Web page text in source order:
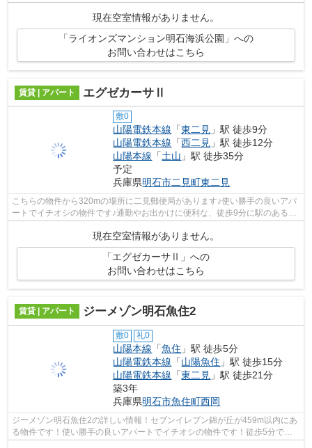
場あり♪機械式駐車場がある物件です♪...
現在空室情報がありません。
「ライオンズマンション明石海浜公園」への
お問い合わせはこちら
賃貸 | アパート エグゼカーサⅡ
敷0
山陽電鉄本線 「東二見 」駅 徒歩9分
山陽電鉄本線 「西二見 」駅 徒歩12分
山陽本線 「土山 」駅 徒歩35分
予定
兵庫県明石市二見町東二見
こちらの物件から320mの場所に二見郵便局があります♪使い勝手の良いアパ
ートでイチオシの物件です♪通勤やお出かけに便利な、徒歩9分に駅のある物
現在空室情報がありません。
「エグゼカーサⅡ」への
お問い合わせはこちら
賃貸 | アパート ジーメゾン明石魚住2
敷0 礼0
山陽本線 「魚住 」駅 徒歩5分
山陽電鉄本線 「山陽魚住 」駅 徒歩15分
山陽電鉄本線 「東二見 」駅 徒歩21分
築3年
兵庫県明石市魚住町西岡
ジーメゾン明石魚住2の詳しい情報！セブンイレブン錦が丘が459m以内にあ
る物件です！使い勝手の良いアパートでイチオシの物件です！徒歩5分で駅